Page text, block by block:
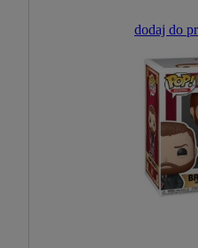
dodaj do